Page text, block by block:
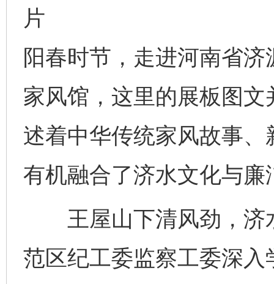
片
阳春时节，走进河南省
家风馆，这里的展板图
述着中华传统家风故事
有机融合了济水文化与
王屋山下清风劲，济
范区纪工委监察工委深